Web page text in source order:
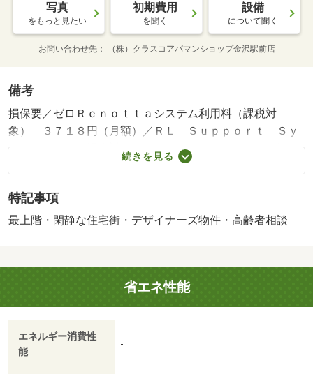
写真
をもっと見たい
初期費用
を聞く
設備
について聞く
お問い合わせ先 （株）クラスコアパマンショップ金沢駅前店
備考
損保要／ゼロＲｅｎｏｔｔａシステム利用料（課税対
象） ３７１８円（月額）／ＲＬ Ｓｕｐｐｏｒｔ Ｓｙ
ｓｔｅｍ＋Ｍ（課税対象） ３３００円（月額）／保証会
社利用必：※保証料：暮らすコンシェルジュプライムに含
［退去時費用 エアコンクリーニング：１５，４００円※
故意・過失等別途実費］外国籍相談可●短期解約違約金有
具・生活雑貨付きではありません●火災保険料はＲＬ Ｓ
ｕｐｐｏｒｔ Ｓｙｓｔｅｍ＋Ｍに含む●２０２６．７．
２６解約 保証会社：有限会社クラスコギャランティ（Ｒ
ＬＳＳ）／バストイレ別／バルコニー／エアコン／ＴＶイ
ンターホン／室内洗濯置／温水洗浄便座／洗面所独立／駐
輪場／礼金不要／閑静な住宅地／最上階／敷金不要／照明
続きを見る
特記事項
最上階・閑静な住宅街・デザイナーズ物件・高齢者相談
省エネ性能
エネルギー消費性
能
-